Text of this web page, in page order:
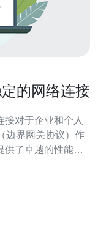
的网络连接
对于企业和个人
边界网关协议）作
供了卓越的性能和
利用边界网关协